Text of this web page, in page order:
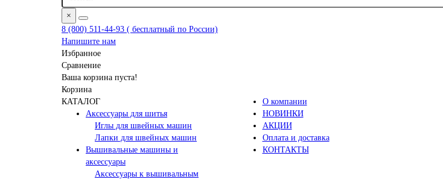
×
8 (800) 511-44-93 ( бесплатный по России)
Напишите нам
Избранное
Сравнение
Ваша корзина пуста!
Корзина
КАТАЛОГ
Аксессуары для шитья
Иглы для швейных машин
Лапки для швейных машин
Вышивальные машины и
аксессуары
Аксессуары к вышивальным
О компании
НОВИНКИ
АКЦИИ
Оплата и доставка
КОНТАКТЫ